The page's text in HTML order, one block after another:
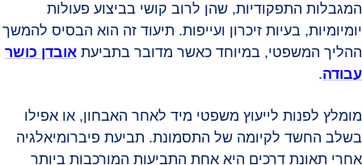
המגבלות התפקודיות, שהן לרוב קושי בביצוע פעולות
יומיומיות, בעיות זיכרון ועייפות. תיעוד זה הוא הבסיס להמשך
ההליך המשפטי, במיוחד כאשר מדובר בתביעת אובדן כושר
עבודה.
מומלץ לפנות לייעוץ משפטי מיד לאחר האבחון, או אפילו
בשלב החשד לקיומה של התסמונת. תביעת פיברומיאלגיה
אחרי תאונת דרכים היא אחת התביעות המורכבות ביותר